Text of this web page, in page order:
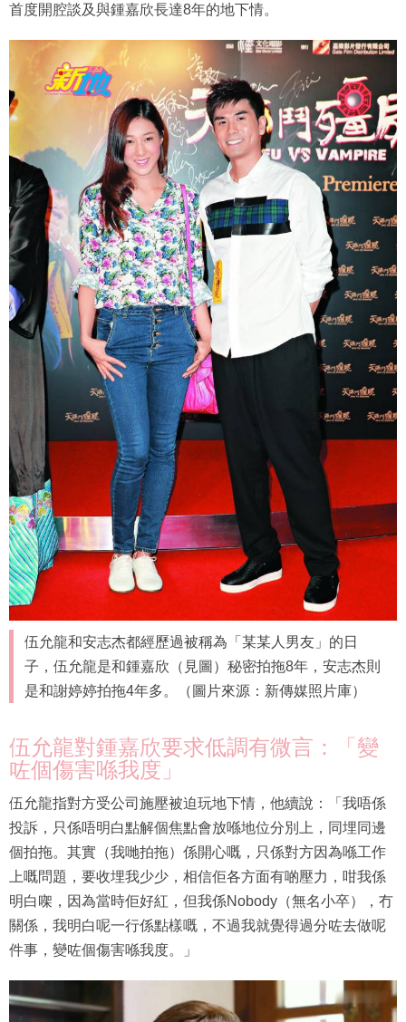
首度開腔談及與鍾嘉欣長達8年的地下情。
伍允龍和安志杰都經歷過被稱為「某某人男友」的日
子，伍允龍是和鍾嘉欣（見圖）秘密拍拖8年，安志杰則
是和謝婷婷拍拖4年多。（圖片來源：新傳媒照片庫）
伍允龍對鍾嘉欣要求低調有微言：「變
咗個傷害喺我度」
伍允龍指對方受公司施壓被迫玩地下情，他續說：「我唔係
投訴，只係唔明白點解個焦點會放喺地位分別上，同埋同邊
個拍拖。其實（我哋拍拖）係開心嘅，只係對方因為喺工作
上嘅問題，要收埋我少少，相信佢各方面有啲壓力，咁我係
明白㗎，因為當時佢好紅，但我係Nobody（無名小卒），冇
關係，我明白呢一行係點樣嘅，不過我就覺得過分咗去做呢
件事，變咗個傷害喺我度。」